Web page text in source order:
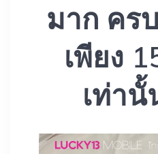
มาก คร
เพียง
เท่านั้